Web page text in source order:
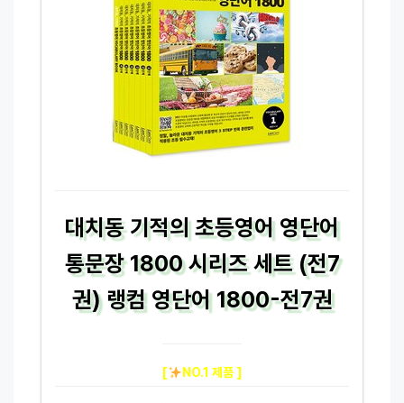
대치동 기적의 초등영어 영단어
통문장 1800 시리즈 세트 (전7
권) 랭컴 영단어 1800-전7권
[ NO.1 제품 ]